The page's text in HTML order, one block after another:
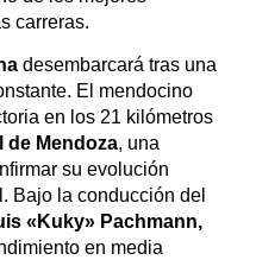
carreras.
desembarcará tras una
El mendocino
en los 21 kilómetros
de Mendoza, una
su evolución
Bajo la conducción del
«Kuky» Pachmann,
en media